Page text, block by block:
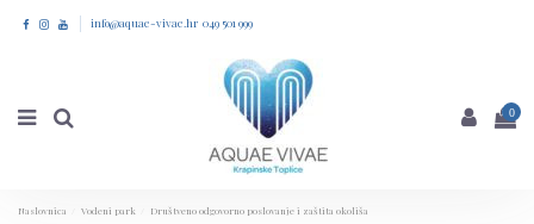
info@aquae-vivae.hr 049 501 999
0
Naslovnica Vodeni park Društveno odgovorno poslovanje i zaštita okoliša